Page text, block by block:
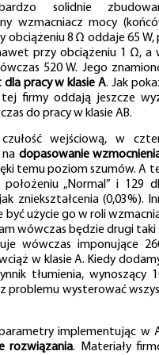
solidnie
wzmacniacz mocy
obciążeniu 8 Ω oddaje 65 W,
przy obciążeniu 1 Ω, a
520 W. Jego
pracy w klasie A. Jak
tej firmy oddają jeszcze
do pracy w klasie AB.
wejściową, w
na dopasowanie
temu poziom szumów. A
„Normal” i 129
zniekształcenia (0,03%).
być użycie go w roli
wówczas będzie drugi taki
wówczas imponujące
w klasie A. Kiedy
tłumienia, wynoszący
problemu wysterować
implementując w
rozwiązania. Materiały